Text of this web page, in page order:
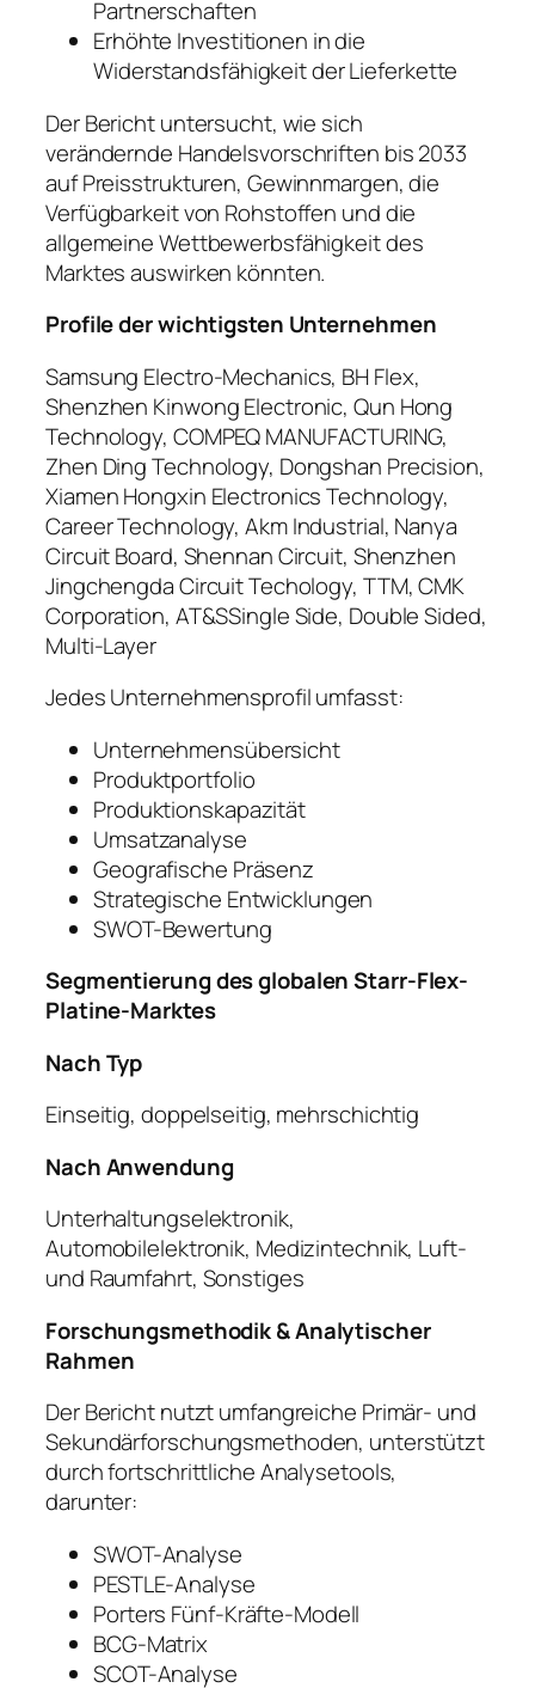
Partnerschaften
Erhöhte Investitionen in die
Widerstandsfähigkeit der Lieferkette
Der Bericht untersucht, wie sich
verändernde Handelsvorschriften bis 2033
auf Preisstrukturen, Gewinnmargen, die
Verfügbarkeit von Rohstoffen und die
allgemeine Wettbewerbsfähigkeit des
Marktes auswirken könnten.
Profile der wichtigsten Unternehmen
Samsung Electro-Mechanics, BH Flex,
Shenzhen Kinwong Electronic, Qun Hong
Technology, COMPEQ MANUFACTURING,
Zhen Ding Technology, Dongshan Precision,
Xiamen Hongxin Electronics Technology,
Career Technology, Akm Industrial, Nanya
Circuit Board, Shennan Circuit, Shenzhen
Jingchengda Circuit Techology, TTM, CMK
Corporation, AT&SSingle Side, Double Sided,
Multi-Layer
Jedes Unternehmensprofil umfasst:
Unternehmensübersicht
Produktportfolio
Produktionskapazität
Umsatzanalyse
Geografische Präsenz
Strategische Entwicklungen
SWOT-Bewertung
Segmentierung des globalen Starr-Flex-
Platine-Marktes
Nach Typ
Einseitig, doppelseitig, mehrschichtig
Nach Anwendung
Unterhaltungselektronik,
Automobilelektronik, Medizintechnik, Luft-
und Raumfahrt, Sonstiges
Forschungsmethodik & Analytischer
Rahmen
Der Bericht nutzt umfangreiche Primär- und
Sekundärforschungsmethoden, unterstützt
durch fortschrittliche Analysetools,
darunter:
SWOT-Analyse
PESTLE-Analyse
Porters Fünf-Kräfte-Modell
BCG-Matrix
SCOT-Analyse